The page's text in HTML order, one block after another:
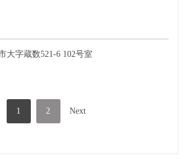
大字蔵数521-6 102号室
1 2 Next